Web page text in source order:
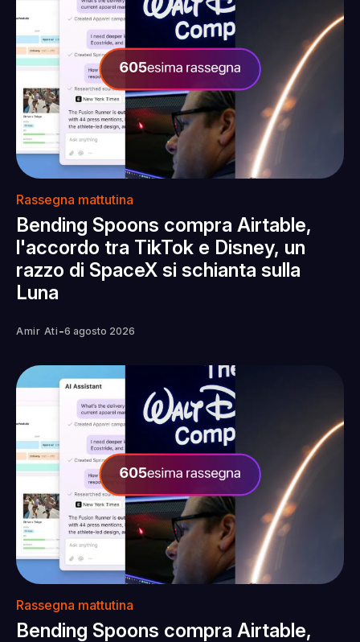
Rassegna mattutina
Bending Spoons compra Airtable,
l'accordo tra TikTok e Disney, un
razzo di SpaceX si schianta sulla
Luna
Amir Ati -6 agosto 2026
Rassegna mattutina
Bending Spoons compra Airtable,